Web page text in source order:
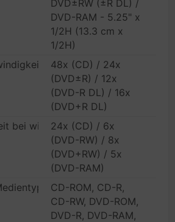
DVD±RW (±R DL) /
DVD-RAM - 5.25" x
1/2H (13.3 cm x
1/2H)
48x (CD) / 24x
(DVD±R) / 12x
(DVD-R DL) / 16x
(DVD+R DL)
bei wiederbeschreibbaren Medien
24x (CD) / 6x
(DVD-RW) / 8x
(DVD+RW) / 5x
(DVD-RAM)
CD-ROM, CD-R,
CD-RW, DVD-ROM,
DVD-R, DVD-RAM,